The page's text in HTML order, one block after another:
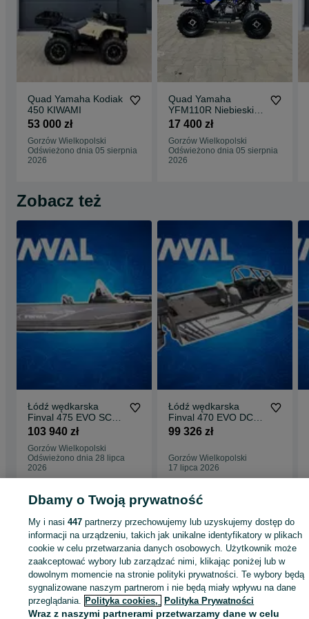
Quad Yamaha Kodiak
450 KIWAMI
53 000 zł
Gorzów Wielkopolski
Odświeżono dnia 05 sierpnia
2026
Quad Yamaha
YFM110R Niebieski
2026 Dostępny Od
GORZÓW
WIELKOPOLSKI
17 400 zł
Gorzów Wielkopolski
Odświeżono dnia 05 sierpnia
2026
Zobacz też
Łódź wędkarska
Finval 475 EVO SC
Dealer Polska
103 940 zł
Gorzów Wielkopolski
Odświeżono dnia 28 lipca
2026
Łódź wędkarska
Finval 470 EVO DC
Dealer Polska
99 326 zł
Gorzów Wielkopolski
17 lipca 2026
Wędkarskie - Lubuskie
Wędkarskie - Gorzów Wielkopolski
KATEGORIA
ID:1055667275 Wyświetlenia:
Dbamy o Twoją prywatność
My i nasi447 partnerzy przechowujemy lub uzyskujemy dostęp do
informacji na urządzeniu, takich jak unikalne identyfikatory w plikach
cookie w celu przetwarzania danych osobowych. Użytkownik może
zaakceptować wybory lub zarządzać nimi, klikając poniżej lub w
dowolnym momencie na stronie polityki prywatności. Te wybory będą
sygnalizowane naszym partnerom i nie będą miały wpływu na dane
przeglądania. Polityka cookies, Polityka Prywatności
Wraz z naszymi partnerami przetwarzamy dane w celu